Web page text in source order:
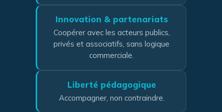
Innovation & partenariats
Coopérer avec les acteurs publics,
privés et associatifs, sans logique
commerciale.
Liberté pédagogique
Accompagner, non contraindre.